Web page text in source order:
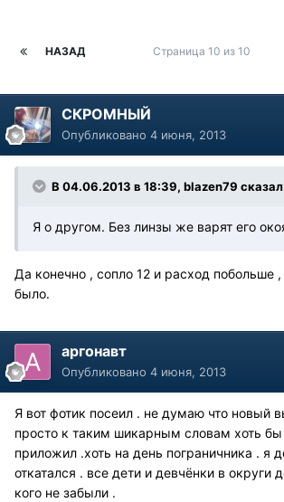
НАЗАД Страница 10 из 10
СКРОМНЫЙ
Опубликовано 4 июня, 2013
В 04.06.2013 в 18:39, blazen79
Я о другом. Без линзы же варят его
Да конечно , сопло 12 и расход побольше
было.
аргонавт
Опубликовано 4 июня, 2013
Я вот фотик посеил . не думаю что новый
просто к таким шикарным словам хоть бы
приложил .хоть на день пограничника . я
откатался . все дети и девчёнки в округи
кого не забыли .